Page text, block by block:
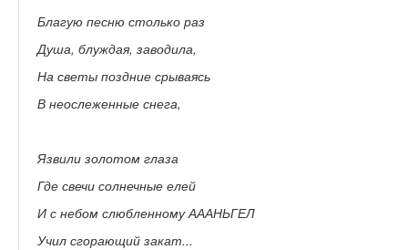
Благую песню столько раз
Душа, блуждая, заводила,
На светы поздние срываясь
В неослеженные снега,
Язвили золотом глаза
Где свечи солнечные елей
И с небом слюбленному АААНЬГЕЛ
Учил сгорающий закат...